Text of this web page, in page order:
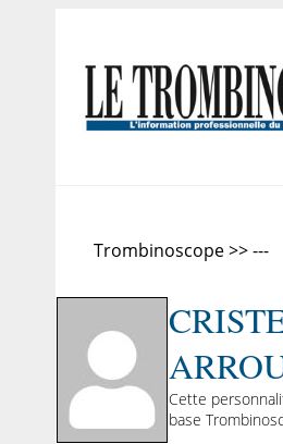
Trombinoscope >> ---
Cette
base